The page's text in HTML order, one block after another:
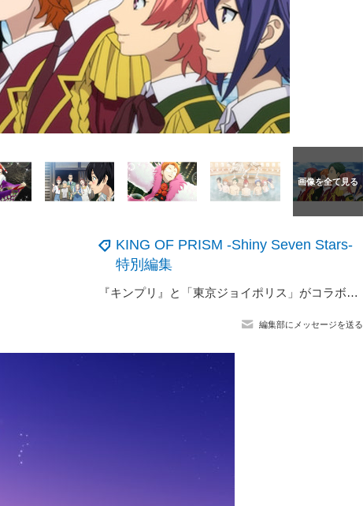
KING OF PRISM -Shiny Seven Stars-
特別編集
『キンプリ』と「東京ジョイポリス」がコラボ！コラボアトラクションやオリジナルグッズなど、イベントの全容を紹介！
編集部にメッセージを送る